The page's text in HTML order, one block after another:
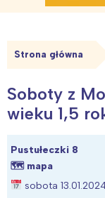
Strona główna
Soboty z
wieku 1,5
Pustułeczki 8
🗺 mapa
sobota